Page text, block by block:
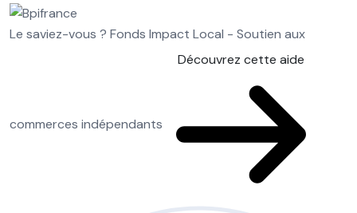
Le saviez-vous ? Fonds Impact Local - Soutien aux
commerces indépendants
Découvrez cette aide